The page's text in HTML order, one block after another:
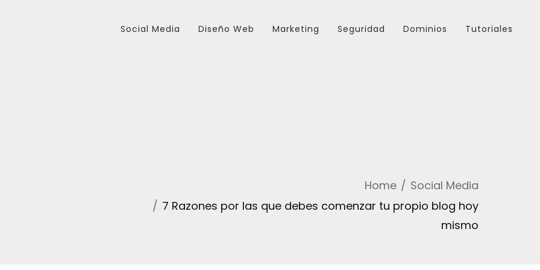
Social Media Diseño Web Marketing Seguridad Dominios Tutoriales
Home
Social Media
7 Razones por las que debes comenzar tu propio blog hoy
mismo